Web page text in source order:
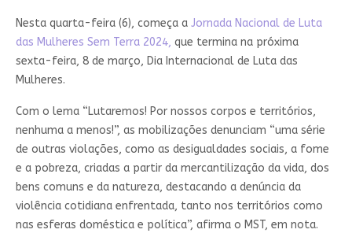
Nesta quarta-feira (6), começa a Jornada Nacional de Luta
das Mulheres Sem Terra 2024, que termina na próxima
sexta-feira, 8 de março, Dia Internacional de Luta das
Mulheres.
Com o lema “Lutaremos! Por nossos corpos e territórios,
nenhuma a menos!”, as mobilizações denunciam “uma série
de outras violações, como as desigualdades sociais, a fome
e a pobreza, criadas a partir da mercantilização da vida, dos
bens comuns e da natureza, destacando a denúncia da
violência cotidiana enfrentada, tanto nos territórios como
nas esferas doméstica e política”, afirma o MST, em nota.